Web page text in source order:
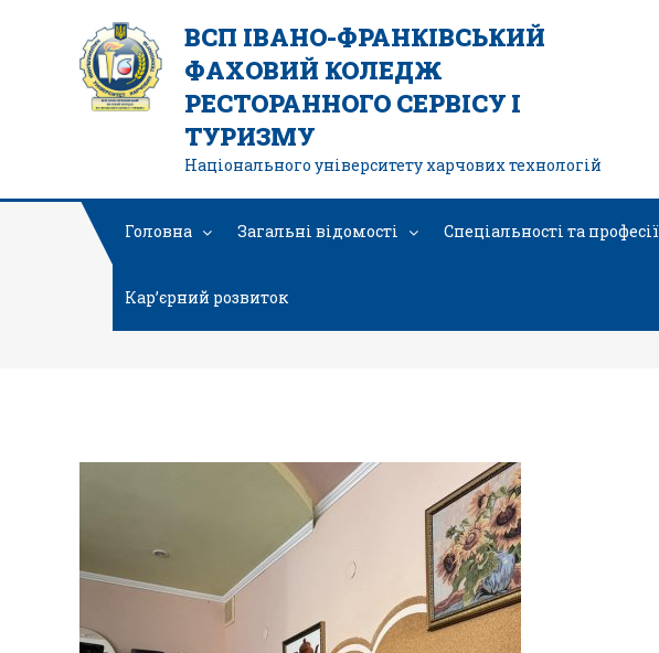
ВСП ІВАНО-ФРАНКІВСЬКИЙ
ФАХОВИЙ КОЛЕДЖ
РЕСТОРАННОГО СЕРВІСУ І
ТУРИЗМУ
Національного університету харчових технологій
Головна Загальні відомості Спеціальності та професії
Кар’єрний розвиток